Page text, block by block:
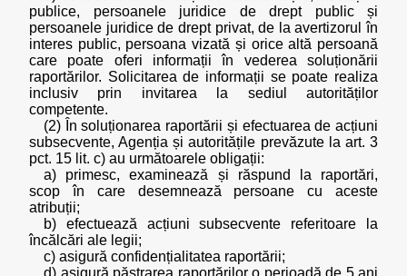
publice, persoanele juridice de drept public și
persoanele juridice de drept privat, de la avertizorul în
interes public, persoana vizată și orice altă persoană
care poate oferi informații în vederea soluționării
raportărilor. Solicitarea de informații se poate realiza
inclusiv prin invitarea la sediul autorităților
competente.
(2) În soluționarea raportării și efectuarea de acțiuni
subsecvente, Agenția și autoritățile prevăzute la art. 3
pct. 15 lit. c) au următoarele obligații:
a) primesc, examinează și răspund la raportări,
scop în care desemnează persoane cu aceste
atribuții;
b) efectuează acțiuni subsecvente referitoare la
încălcări ale legii;
c) asigură confidențialitatea raportării;
d) asigură păstrarea raportărilor o perioadă de 5 ani